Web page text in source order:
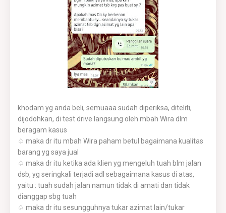
khodam yg anda beli, semuaaa sudah diperiksa, diteliti,
dijodohkan, di test drive langsung oleh mbah Wira dlm
beragam kasus
♤ maka dr itu mbah Wira paham betul bagaimana kualitas
barang yg saya jual
♤ maka dr itu ketika ada klien yg mengeluh tuah blm jalan
dsb, yg seringkali terjadi adl sebagaimana kasus di atas,
yaitu : tuah sudah jalan namun tidak di amati dan tidak
dianggap sbg tuah
♤ maka dr itu sesungguhnya tukar azimat lain/tukar